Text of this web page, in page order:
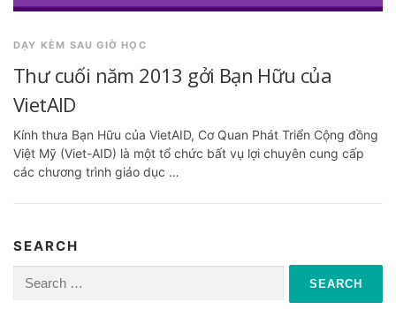
DẠY KÈM SAU GIỜ HỌC
Thư cuối năm 2013 gởi Bạn Hữu của
VietAID
Kính thưa Bạn Hữu của VietAID, Cơ Quan Phát Triển Cộng đồng
Việt Mỹ (Viet-AID) là một tổ chức bất vụ lợi chuyên cung cấp
các chương trình giáo dục …
SEARCH
for: